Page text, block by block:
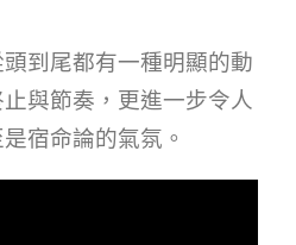
到尾都有一種明顯的動
與節奏，更進一步令人
宿命論的氣氛。